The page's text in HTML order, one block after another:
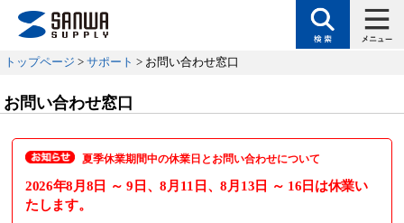
トップページ > サポート > お問い合わせ窓口
お問い合わせ窓口
夏季休業期間中の休業日とお問い合わせについて
2026年8月8日 ～ 9日 、8月11日 、8月13日 ～ 16日 は休業い
たします。